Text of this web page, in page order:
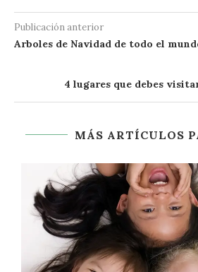
Publicación anterior
Arboles de Navidad de todo el
4 lugares que debes
MÁS ARTÍCULOS